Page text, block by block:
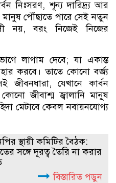
নিঃসরণ, শূন্য দারিদ্র্য আর
মানুষ পৌঁছাতে পারে সেই নতুন
নয়, বরং নিজেই নিজের
লাগাম দেবে; যা একান্ত
করবে। তাতে কোনো বর্জ্য
জীবনধারা, যেখানে কার্বন
জীবাশ্ম জ্বালানি মানুষ
মেটাবে কেবল নবায়নযোগ্য
স্থায়ী কমিটির বৈঠক:
সঙ্গে দূরত্ব তৈরি না করার
বিস্তারিত পড়ুন